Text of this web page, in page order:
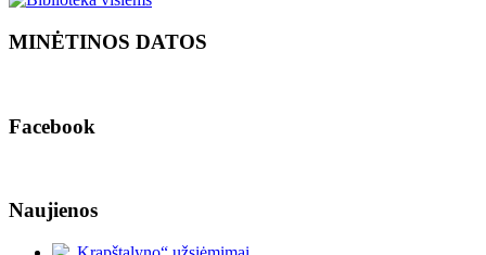
MINĖTINOS DATOS
Facebook
Naujienos